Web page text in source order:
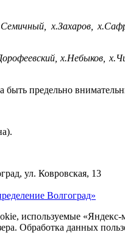
х.Захаров,
х.Небыков,
быть предельно
ул. Ковровская, 13
Волгоград»
используемые
Обработка данных